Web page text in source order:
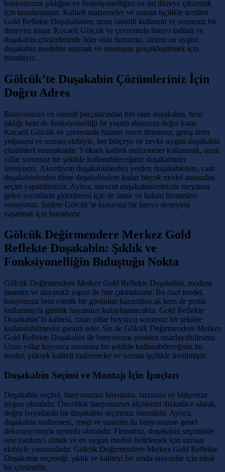
banyonuzun şıklığını ve fonksiyonelliğini en üst düzeye çıkarmak
için tasarlanmıştır. Kaliteli malzemeler ve uzman işçilikle üretilen
Gold Reflekte Duşakabinler, uzun ömürlü kullanım ve sorunsuz bir
deneyim sunar. Kocaeli Gölcük ve çevresinde banyo tadilatı ve
duşakabin çözümlerinde lider olan firmamız, sizlere en uygun
duşakabin modelini sunmak ve montajını gerçekleştirmek için
buradayız.
Gölcük’te Duşakabin Çözümleriniz İçin
Doğru Adres
Banyonuzun en önemli parçalarından biri olan duşakabin, hem
şıklığı hem de fonksiyonelliği ile yaşam alanınıza değer katar.
Kocaeli Gölcük ve çevresinde hizmet veren firmamız, geniş ürün
yelpazesi ve uzman ekibiyle, her bütçeye ve zevke uygun duşakabin
çözümleri sunmaktadır. Yüksek kaliteli malzemeler kullanarak, uzun
yıllar sorunsuz bir şekilde kullanabileceğiniz duşakabinler
üretiyoruz. Akordiyon duşakabinlerden yerden duşakabinlere, cam
duşakabinlerden füme duşakabinlere kadar birçok model arasından
seçim yapabilirsiniz. Ayrıca, mevcut duşakabinlerinizde meydana
gelen sorunların giderilmesi için de tamir ve bakım hizmetleri
sunuyoruz. Sizlere Gölcük’te kusursuz bir banyo deneyimi
yaşatmak için buradayız.
Gölcük Değirmendere Merkez Gold
Reflekte Duşakabin: Şıklık ve
Fonksiyonelliğin Buluştuğu Nokta
Gölcük Değirmendere Merkez Gold Reflekte Duşakabin, modern
tasarımı ve dayanıklı yapısı ile öne çıkmaktadır. Bu özel model,
banyonuza hem estetik bir görünüm kazandıracak hem de pratik
kullanımıyla günlük hayatınızı kolaylaştıracaktır. Gold Reflekte
Duşakabin’in kalitesi, uzun yıllar boyunca sorunsuz bir şekilde
kullanılabilmesini garanti eder. Siz de Gölcük Değirmendere Merkez
Gold Reflekte Duşakabin ile banyonuzu yeniden tasarlayabilirsiniz.
Uzun yıllar boyunca sorunsuz bir şekilde kullanabileceğiniz bu
model, yüksek kaliteli malzemeler ve uzman işçilikle üretilmiştir.
Duşakabin Seçimi ve Montajı İçin İpuçları
Duşakabin seçimi, banyonuzun boyutuna, tarzınıza ve bütçenize
uygun olmalıdır. Öncelikle banyonuzun ölçülerini dikkatlice alarak,
doğru boyutlarda bir duşakabin seçmeniz önemlidir. Ayrıca,
duşakabin malzemesi, rengi ve tasarımı da banyonuzun genel
dekorasyonuyla uyumlu olmalıdır. Firmamız, duşakabin seçiminde
size yardımcı olmak ve en uygun modeli belirlemek için uzman
ekibiyle yanınızdadır. Gölcük Değirmendere Merkez Gold Reflekte
Duşakabin seçeneği, şıklık ve kaliteyi bir arada arayanlar için ideal
bir çözümdür.